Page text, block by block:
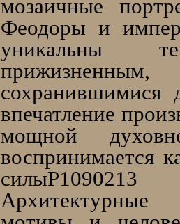
мозаичные
Феодоры и
уникальны
сохранившимися
впечатление
мощной
воспринимается
силыP1090213